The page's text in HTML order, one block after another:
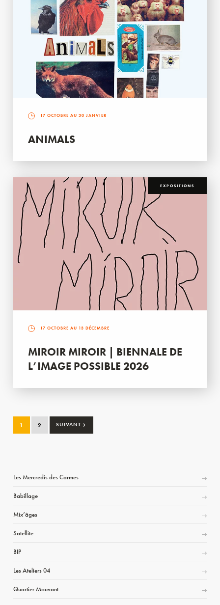
17 OCTOBRE AU 30 JANVIER
ANIMALS
EXPOSITIONS
17 OCTOBRE AU 13 DÉCEMBRE
MIROIR MIROIR | BIENNALE DE
L’IMAGE POSSIBLE 2026
1 2 SUIVANT ›
Les Mercredis des Carmes
Babillage
Mix’âges
Satellite
BIP
Les Ateliers 04
Quartier Mouvant